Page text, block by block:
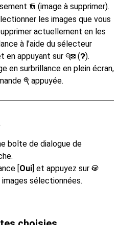
d (image à supprimer).
les images que vous
actuellement en les
à l’aide du sélecteur
en appuyant sur W (Q).
en surbrillance en plein écran,
X appuyée.
boîte de dialogue de
[Oui] et appuyez sur J
sélectionnées.